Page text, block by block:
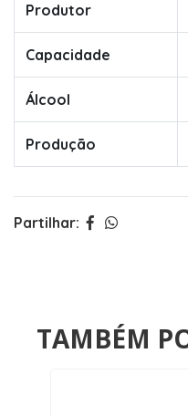
Produtor
Capacidade
Álcool
Produção
Partilhar:
TAMBÉM